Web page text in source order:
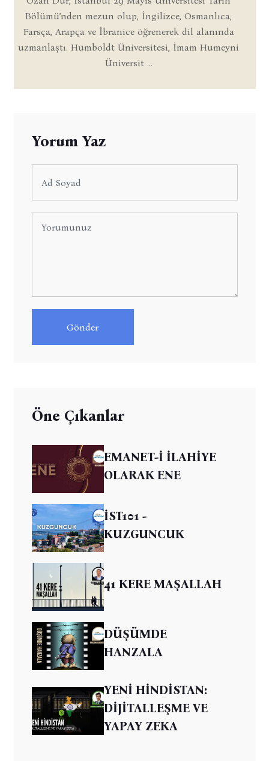
Bölümü’nden mezun olup, İngilizce, Osmanlıca,
Farsça, Arapça ve İbranice öğrenerek dil alanında
uzmanlaştı. Humboldt Üniversitesi, İmam Humeyni
Üniversit ...
Yorum Yaz
Gönder
Öne Çıkanlar
EMANET-İ İLAHİYE
OLARAK ENE
İST101 -
KUZGUNCUK
41 KERE MAŞALLAH
DÜŞÜMDE
HANZALA
YENİ HİNDİSTAN:
DİJİTALLEŞME VE
YAPAY ZEKA